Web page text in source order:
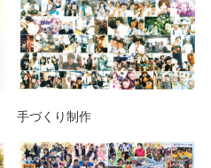
手づくり制作